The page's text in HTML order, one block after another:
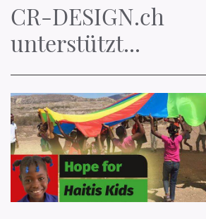
CR-DESIGN.ch
unterstützt...